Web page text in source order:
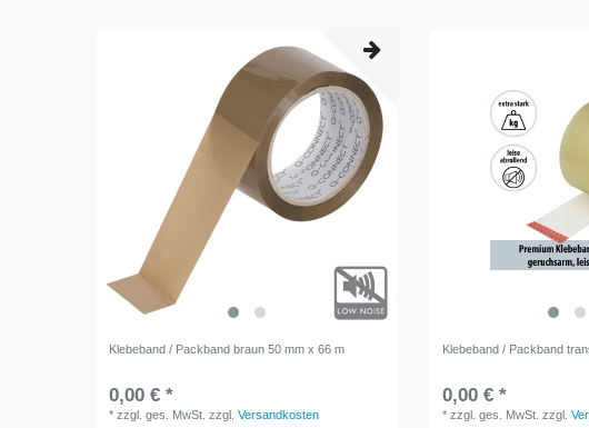
Klebeband / Packband braun 50 mm x 66 m
0,00 € *
*zzgl. ges. MwSt. zzgl.Versandkosten
Klebeband / Packband
0,00 € *
*zzgl. ges. MwSt. zzgl.